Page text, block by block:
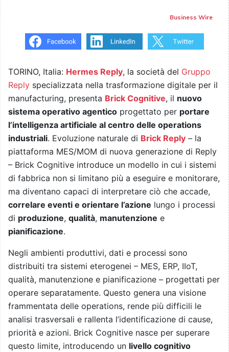
Business Wire
TORINO, Italia: Hermes Reply, la società del Gruppo
Reply specializzata nella trasformazione digitale per il
manufacturing, presenta Brick Cognitive, il nuovo
sistema operativo agentico progettato per portare
l’intelligenza artificiale al centro delle operations
industriali. Evoluzione naturale di Brick Reply – la
piattaforma MES/MOM di nuova generazione di Reply
– Brick Cognitive introduce un modello in cui i sistemi
di fabbrica non si limitano più a eseguire e monitorare,
ma diventano capaci di interpretare ciò che accade,
correlare eventi e orientare l’azione lungo i processi
di produzione, qualità, manutenzione e
pianificazione.
Negli ambienti produttivi, dati e processi sono
distribuiti tra sistemi eterogenei – MES, ERP, IIoT,
qualità, manutenzione e pianificazione – progettati per
operare separatamente. Questo genera una visione
frammentata delle operations, rende più difficili le
analisi trasversali e rallenta l’identificazione di cause,
priorità e azioni. Brick Cognitive nasce per superare
questo limite, introducendo un livello cognitivo